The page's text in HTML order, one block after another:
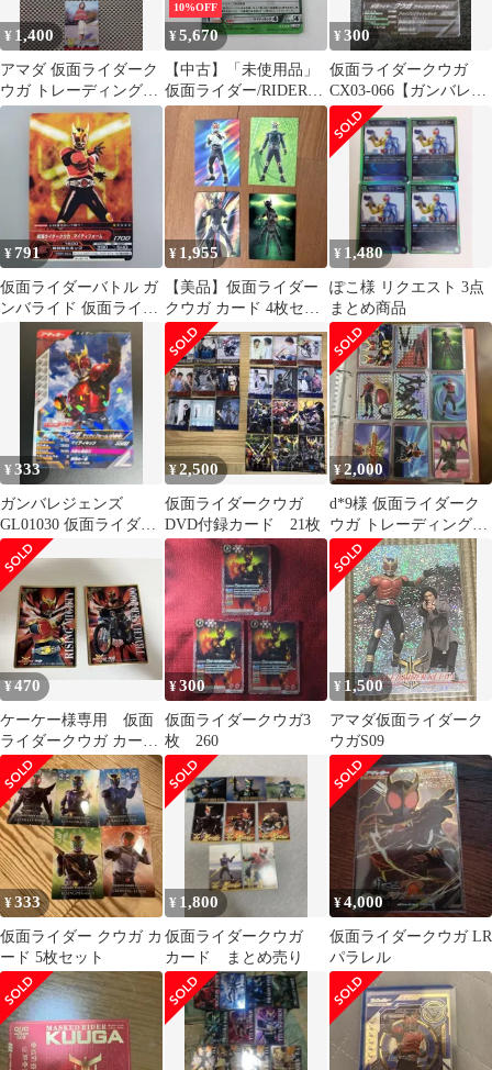
¥ 1,400
アマダ 仮面ライダーク
ウガ トレーディングカ
ード ノーマル35枚
10%OFF
¥5,670
【中古】「未使用品」
仮面ライダー/RIDERS'
LEGEND/ホロ/C-074白
星/仮面ライダークウガ/
キャラクターカード
¥300
仮面ライダークウガ
CX03-066【ガンバレジ
ェンズ 仮面ライダーバ
トル】
¥791
仮面ライダーバトル ガ
ンバライド 仮面ライダ
ークウガ
¥ 1,955
【美品】仮面ライダー
クウガ カード 4枚セッ
ト
¥ 1,480
ぽこ様 リクエスト 3点
まとめ商品
¥333
ガンバレジェンズ
GL01030 仮面ライダー
クウガ
¥2,500
仮面ライダークウガ
DVD付録カード 21枚
¥2,000
d*9様 仮面ライダーク
ウガ トレーディングカ
ードまとめ
¥470
ケーケー様専用 仮面
ライダークウガ カード
2枚セット
¥300
仮面ライダークウガ3
枚 260
¥ 1,500
アマダ仮面ライダーク
ウガS09
¥333
仮面ライダー クウガ カ
ード 5枚セット
¥ 1,800
仮面ライダークウガ
カード まとめ売り
¥4,000
仮面ライダークウガ LR
パラレル